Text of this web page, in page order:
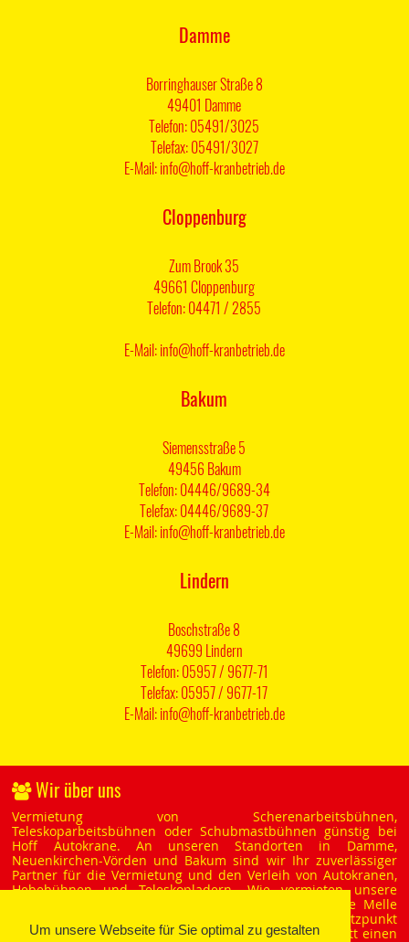
Um unsere Webseite für Sie optimal zu gestalten
Damme
Borringhauser Straße 8
49401 Damme
Telefon: 05491/3025
Telefax: 05491/3027
E-Mail: info@hoff-kranbetrieb.de
Cloppenburg
Zum Brook 35
49661 Cloppenburg
Telefon: 04471 / 2855
E-Mail: info@hoff-kranbetrieb.de
Bakum
Siemensstraße 5
49456 Bakum
Telefon: 04446/9689-34
Telefax: 04446/9689-37
E-Mail: info@hoff-kranbetrieb.de
Lindern
Boschstraße 8
49699 Lindern
Telefon: 05957 / 9677-71
Telefax: 05957 / 9677-17
E-Mail: info@hoff-kranbetrieb.de
Wir über uns
Vermietung von Scherenarbeitsbühnen,
Teleskoparbeitsbühnen oder Schubmastbühnen günstig bei
Hoff Autokrane. An unseren Standorten in Damme,
Neuenkirchen-Vörden und Bakum sind wir Ihr zuverlässiger
Partner für die Vermietung und den Verleih von Autokranen,
Hebebühnen und Teleskopladern. Wie vermieten unsere
Krane und Hebebühnen auch in die Region Bohmte Melle
Georgsmarienhütte Bramsche. An unserem Dekra Stützpunkt
mit TÜV-Abnahme bieten wir als MAN Vertragswerkstatt einen